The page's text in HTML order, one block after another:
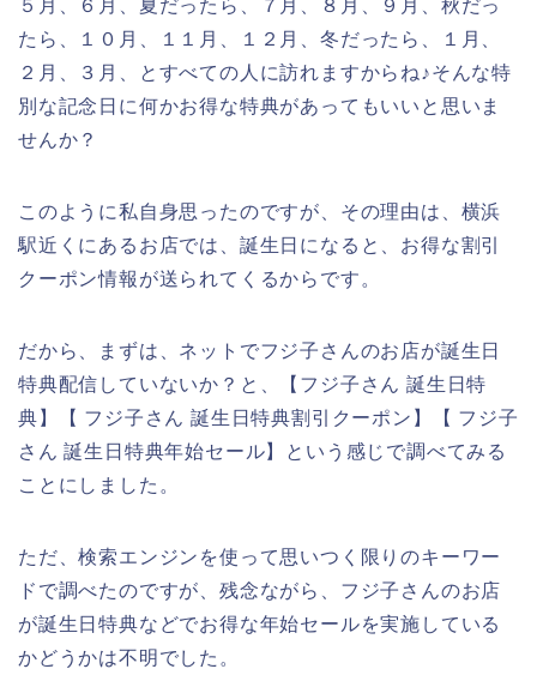
５月、６月、夏だったら、７月、８月、９月、秋だっ
たら、１０月、１１月、１２月、冬だったら、１月、
２月、３月、とすべての人に訪れますからね♪そんな特
別な記念日に何かお得な特典があってもいいと思いま
せんか？
このように私自身思ったのですが、その理由は、横浜
駅近くにあるお店では、誕生日になると、お得な割引
クーポン情報が送られてくるからです。
だから、まずは、ネットでフジ子さんのお店が誕生日
特典配信していないか？と、【フジ子さん 誕生日特
典】【 フジ子さん 誕生日特典割引クーポン】【 フジ子
さん 誕生日特典年始セール】という感じで調べてみる
ことにしました。
ただ、検索エンジンを使って思いつく限りのキーワー
ドで調べたのですが、残念ながら、フジ子さんのお店
が誕生日特典などでお得な年始セールを実施している
かどうかは不明でした。